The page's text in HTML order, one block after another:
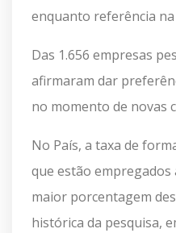
enquanto referência na
Das 1.656 empresas
afirmaram dar
no momento de novas
No País, a taxa de
que estão empregados
maior porcentagem
histórica da pesquisa,